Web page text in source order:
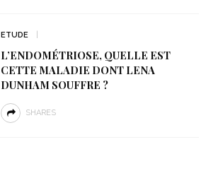
ETUDE
L’ENDOMÉTRIOSE, QUELLE EST
CETTE MALADIE DONT LENA
DUNHAM SOUFFRE ?
SHARES